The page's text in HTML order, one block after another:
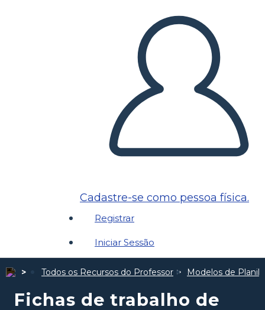
Cadastre-se como pessoa física.
Registrar
Iniciar Sessão
Todos os Recursos do Professor Modelos de
Fichas de trabalho de